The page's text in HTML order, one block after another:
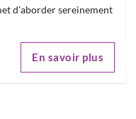
d'aborder sereinement
En savoir plus